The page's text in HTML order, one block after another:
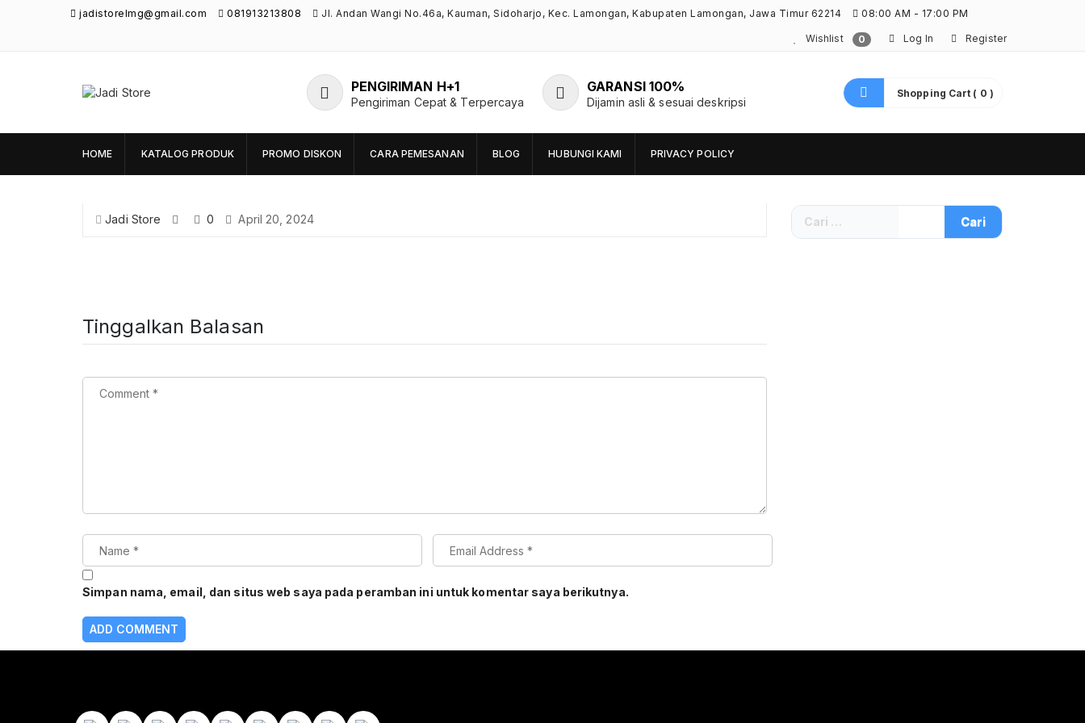
jadistorelmg@gmail.com 081913213808 Jl. Andan Wangi No.46a, Kauman, Sidoharjo, Kec. Lamongan, Kabupaten Lamongan, Jawa Timur 62214 08:00 AM - 17:00 PM
Wishlist 0 Log In Register
Unik di Lamongan
PENGIRIMAN H+1
Pengiriman Cepat & Terpercaya
GARANSI 100%
Dijamin asli & sesuai deskripsi
Shopping Cart ( 0 )
HOME KATALOG PRODUK PROMO DISKON CARA PEMESANAN BLOG HUBUNGI KAMI PRIVACY POLICY
Jadi Store 0 April 20, 2024
Tinggalkan Balasan
Simpan nama, email, dan situs web saya pada peramban ini untuk komentar saya berikutnya.
Cari
untuk: